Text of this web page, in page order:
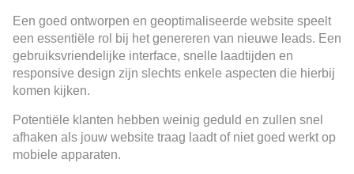
Een goed ontworpen en geoptimaliseerde website speelt
een essentiële rol bij het genereren van nieuwe leads. Een
gebruiksvriendelijke interface, snelle laadtijden en
responsive design zijn slechts enkele aspecten die hierbij
komen kijken.
Potentiële klanten hebben weinig geduld en zullen snel
afhaken als jouw website traag laadt of niet goed werkt op
mobiele apparaten.